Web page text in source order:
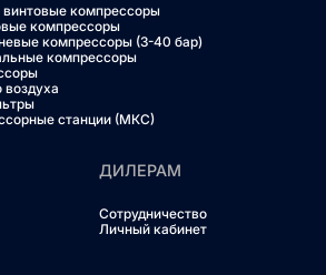
компрессоры
компрессоры
компрессоры (3-40 бар)
компрессоры
станции (МКС)
ДИЛЕРАМ
Сотрудничество
Личный кабинет